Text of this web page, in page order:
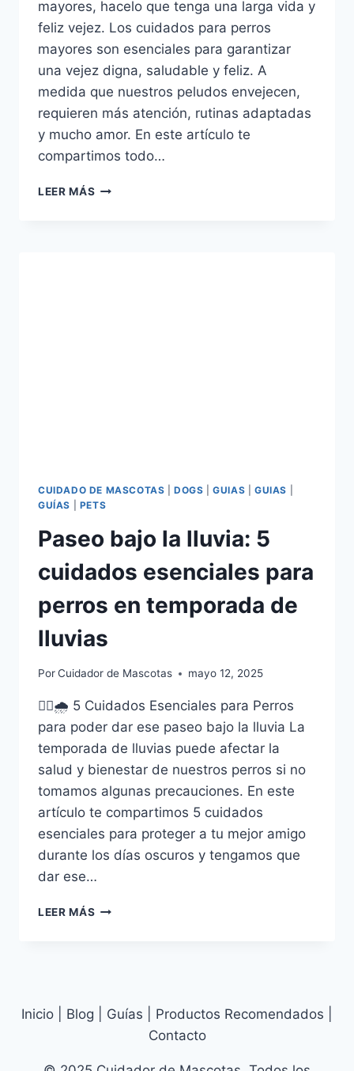
mayores, hacelo que tenga una larga vida y
feliz vejez. Los cuidados para perros
mayores son esenciales para garantizar
una vejez digna, saludable y feliz. A
medida que nuestros peludos envejecen,
requieren más atención, rutinas adaptadas
y mucho amor. En este artículo te
compartimos todo…
LEER MÁS CUIDADOS
CUIDADO DE MASCOTAS |DOGS |GUIAS |GUIAS
GUÍAS
PETS
Paseo bajo la lluvia: 5
cuidados esenciales para
perros en temporada de
lluvias
PorCuidador de Mascotas mayo 12, 2025
🐕‍🦺🌧️ 5 Cuidados Esenciales para Perros
para poder dar ese paseo bajo la lluvia La
temporada de lluvias puede afectar la
salud y bienestar de nuestros perros si no
tomamos algunas precauciones. En este
artículo te compartimos 5 cuidados
esenciales para proteger a tu mejor amigo
durante los días oscuros y tengamos que
dar ese…
LEER MÁS PASEO
ESENCIALES
PARA
Inicio | Blog | Guías | Productos Recomendados |
Contacto